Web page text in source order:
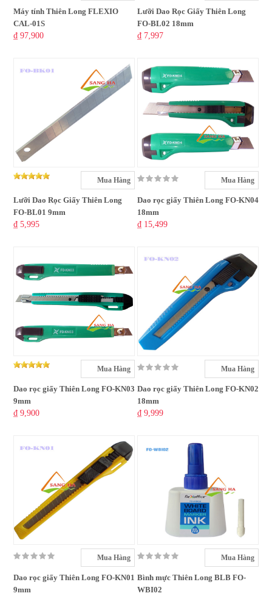
Máy tính Thiên Long FLEXIO
CAL-01S
₫ 97,900
Lưỡi Dao Rọc Giấy Thiên Long
FO-BL02 18mm
₫ 7,997
Mua Hàng
Lưỡi Dao Rọc Giấy Thiên Long
FO-BL01 9mm
₫ 5,995
Mua Hàng
Dao rọc giấy Thiên Long FO-KN04
18mm
₫ 15,499
Mua Hàng
Dao rọc giấy Thiên Long FO-KN03
9mm
₫ 9,900
Mua Hàng
Dao rọc giấy Thiên Long FO-KN02
18mm
₫ 9,999
Mua Hàng
Dao rọc giấy Thiên Long FO-KN01
9mm
Mua Hàng
Bình mực Thiên Long BLB FO-
WBI02